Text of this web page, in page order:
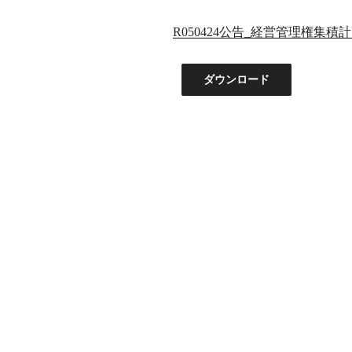
R050424公告_経営管理権集積
ダウンロード